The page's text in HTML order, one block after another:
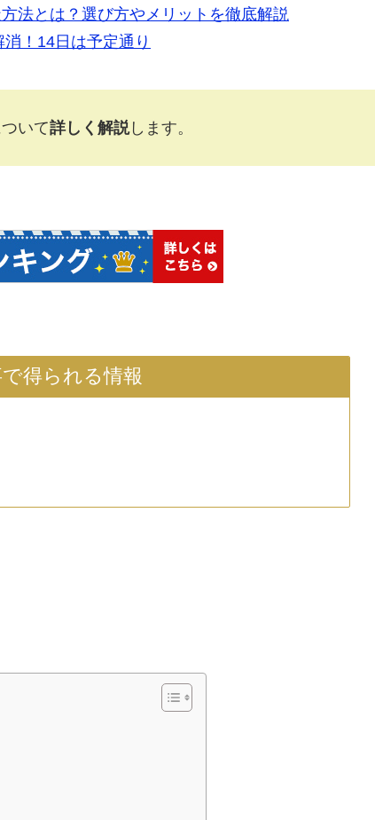
法とは？選び方やメリットを徹底解説
！14日は予定通り
いて詳しく解説します。
得られる情報